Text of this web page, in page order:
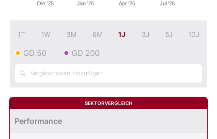
Jan '26 Jul '26
Okt '25 Apr '26
1T 1W 3M 6M 1J 3J 5J 10J
GD 50 GD 200
SEKTORVERGLEICH
Performance